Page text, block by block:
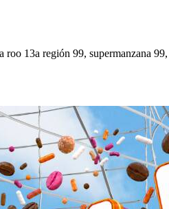
roo 13a región 99, supermanzana 99,